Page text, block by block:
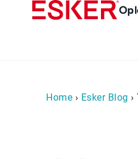
Home › Esker Blog